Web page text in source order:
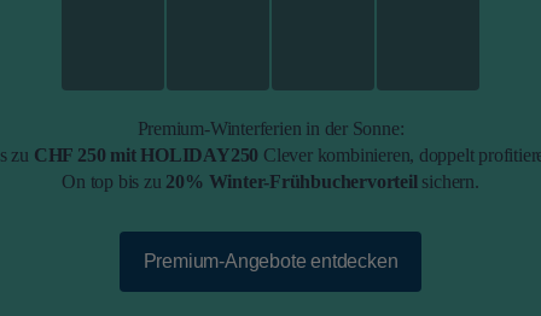
Premium-Winterferien in der Sonne:
zu CHF 250 mit HOLIDAY250 Clever kombinieren, doppelt
On top bis zu 20% Winter-Frühbuchervorteil sichern.
Premium-Angebote entdecken